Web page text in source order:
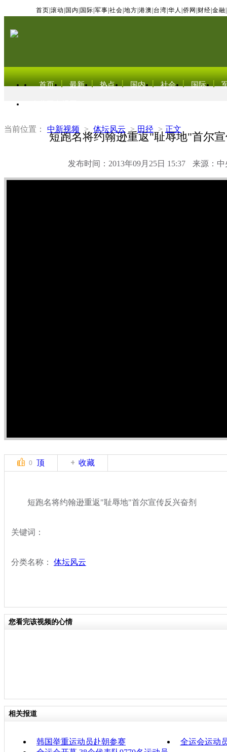
首页 滚动 国内 国际 军事 社会 地方 港澳 台湾 华人 侨网 财经 金融
首页 最新 热点 国内 社会 国际
当前位置： 中新视频 > 体坛风云 > 田径 > 正文
短跑名将约翰逊重返"耻辱地"首尔
发布时间：2013年09月25日 15:37 来源：中
0 顶 收藏
短跑名将约翰逊重返"耻辱地"首尔宣传反兴奋剂
关键词：
分类名称： 体坛风云
您看完该视频的心情
相关报道
韩国举重运动员赴朝参赛
全运会运动